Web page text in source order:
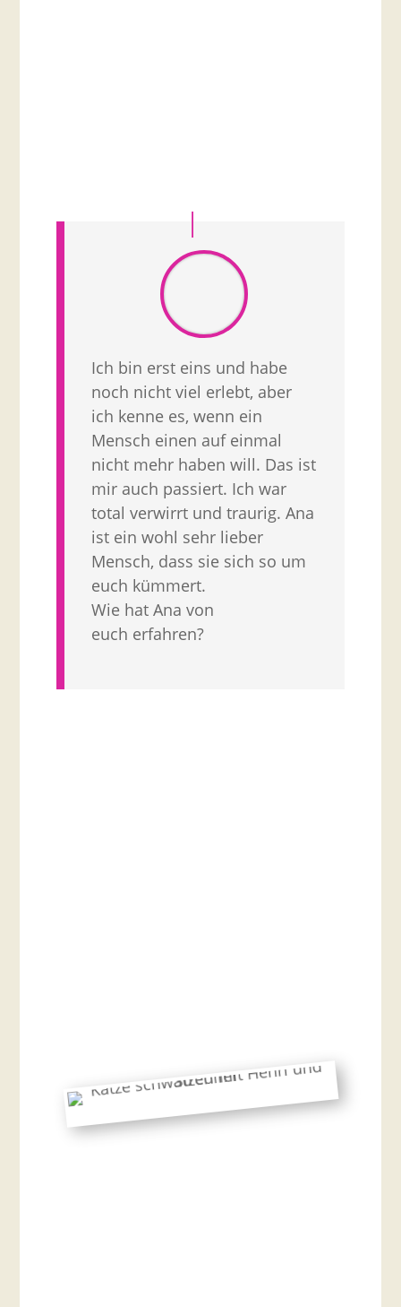
Ich bin erst eins und habe
noch nicht viel erlebt, aber
ich kenne es, wenn ein
Mensch einen auf einmal
nicht mehr haben will. Das ist
mir auch passiert. Ich war
total verwirrt und traurig. Ana
ist ein wohl sehr lieber
Mensch, dass sie sich so um
euch kümmert.
Wie hat Ana von
euch erfahren?